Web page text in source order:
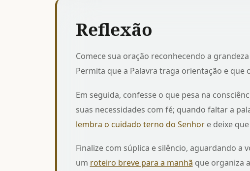
Reflexão
Comece sua oração reconhecendo a
Permita que a Palavra traga orientação e que
Em seguida, confesse o que pesa na
suas necessidades com fé; quando faltar a
lembra o cuidado terno do Senhore deixe
Finalize com súplica e silêncio, aguardando a
um roteiro breve para a manhã que organiza